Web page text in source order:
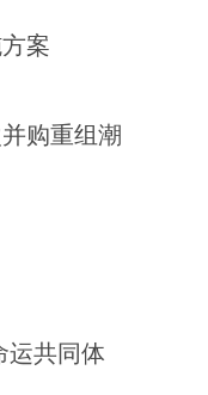
案
购重组潮
运共同体